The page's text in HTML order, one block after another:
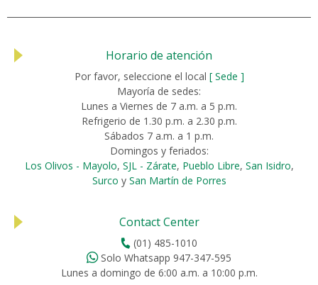
Horario de atención
Por favor, seleccione el local [ Sede ]
Mayoría de sedes:
Lunes a Viernes de 7 a.m. a 5 p.m.
Refrigerio de 1.30 p.m. a 2.30 p.m.
Sábados 7 a.m. a 1 p.m.
Domingos y feriados:
Los Olivos - Mayolo, SJL - Zárate, Pueblo Libre, San Isidro,
Surco y San Martín de Porres
Contact Center
(01) 485-1010
Solo Whatsapp 947-347-595
Lunes a domingo de 6:00 a.m. a 10:00 p.m.